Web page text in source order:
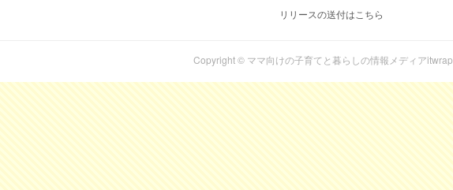
リリースの送付はこちら
Copyright © ママ向けの子育てと暮らしの情報メディアitwrap